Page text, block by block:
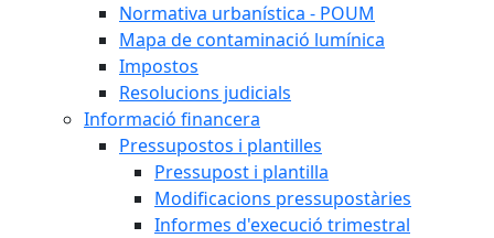
Normativa urbanística - POUM
Mapa de contaminació lumínica
Impostos
Resolucions judicials
Informació financera
Pressupostos i plantilles
Pressupost i plantilla
Modificacions pressupostàries
Informes d'execució trimestral